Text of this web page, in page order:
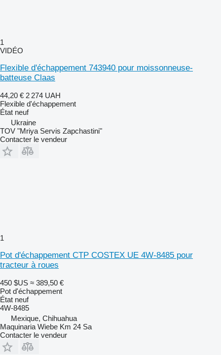
1
VIDÉO
Flexible d'échappement 743940 pour moissonneuse-
batteuse Claas
44,20 € 2 274 UAH
Flexible d'échappement
État neuf
Ukraine
TOV "Mriya Servis Zapchastini"
Contacter le vendeur
1
Pot d'échappement CTP COSTEX UE 4W-8485 pour
tracteur à roues
450 $US ≈ 389,50 €
Pot d'échappement
État neuf
4W-8485
Mexique, Chihuahua
Maquinaria Wiebe Km 24 Sa
Contacter le vendeur